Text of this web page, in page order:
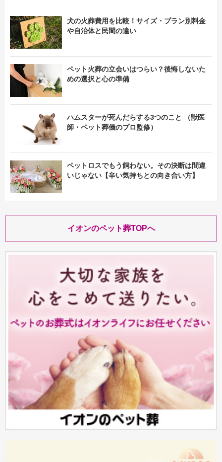
犬の火葬費用を比較！サイズ・プラン別料金
や自治体と民間の違い
ペット火葬の立会いはつらい？後悔しないた
めの選択と心の準備
ハムスターが死んだらする3つのこと （獣医
師・ペット葬儀のプロ監修）
ペットロスでもう飼わない。その決断は間違
いじゃない【辛い気持ちとの向き合い方】
イオンのペット葬TOPへ